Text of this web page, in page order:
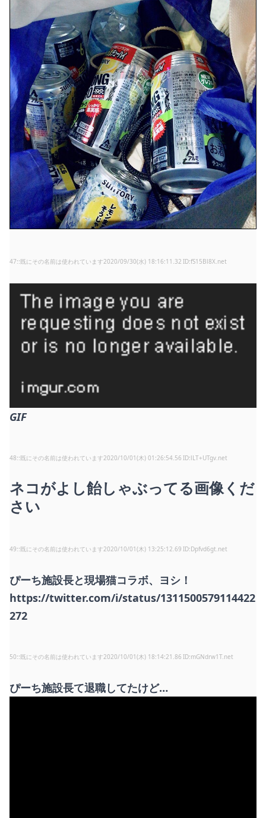
47: 既にその名前は使われています2020/09/30(水) 18:16:11.32 fS15Bl8X.net
GIF
48: 既にその名前は使われています2020/10/01(木) 01:26:54.56 lLT+UTgv.net
ネコがよし飴しゃぶってる画像くだ
さい
49: 既にその名前は使われています2020/10/01(木) 13:25:12.69 Dpfvd6gt.net
ぴーち施設長と現場猫コラボ、ヨシ！
https://twitter.com/i/status/1311500579114422
272
50: 既にその名前は使われています2020/10/01(木) 18:14:21.86 mGNdrw1T.net
ぴーち施設長て退職してたけど…